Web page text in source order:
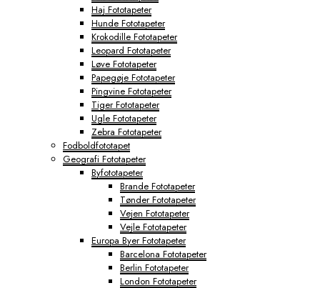
Haj Fototapeter
Hunde Fototapeter
Krokodille Fototapeter
Leopard Fototapeter
Løve Fototapeter
Papegøje Fototapeter
Pingvine Fototapeter
Tiger Fototapeter
Ugle Fototapeter
Zebra Fototapeter
Fodboldfototapet
Geografi Fototapeter
Byfototapeter
Brande Fototapeter
Tønder Fototapeter
Vejen Fototapeter
Vejle Fototapeter
Europa Byer Fototapeter
Barcelona Fototapeter
Berlin Fototapeter
London Fototapeter